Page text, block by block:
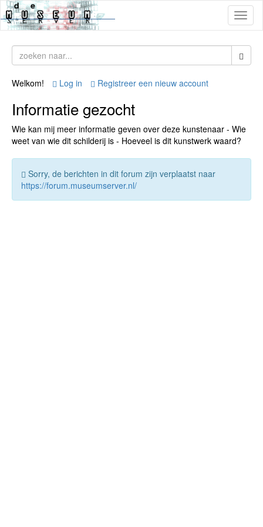
Welkom! Log in Registreer een nieuw account
Informatie gezocht
Wie kan mij meer informatie geven over deze kunstenaar - Wie
weet van wie dit schilderij is - Hoeveel is dit kunstwerk waard?
Sorry, de berichten in dit forum zijn verplaatst naar
https://forum.museumserver.nl/